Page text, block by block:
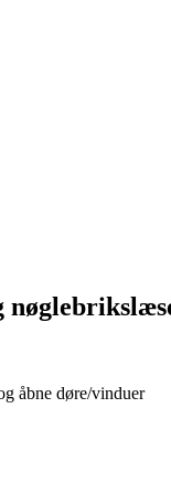
åbne døre/vinduer